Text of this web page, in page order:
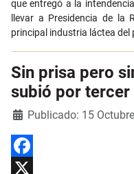
que entregó a la
llevar a Presidencia de la
principal industria láctea del
Sin prisa pero
subió por
Detalles
Publicado: 15
Facebook